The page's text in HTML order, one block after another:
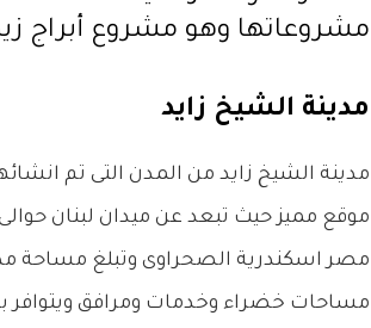
مشروعاتها وهو مشروع أبراج
مدينة الشيخ زايد
مدينة الشيخ زايد من المدن التى تم
مساحات خضراء وخدمات ومرافق